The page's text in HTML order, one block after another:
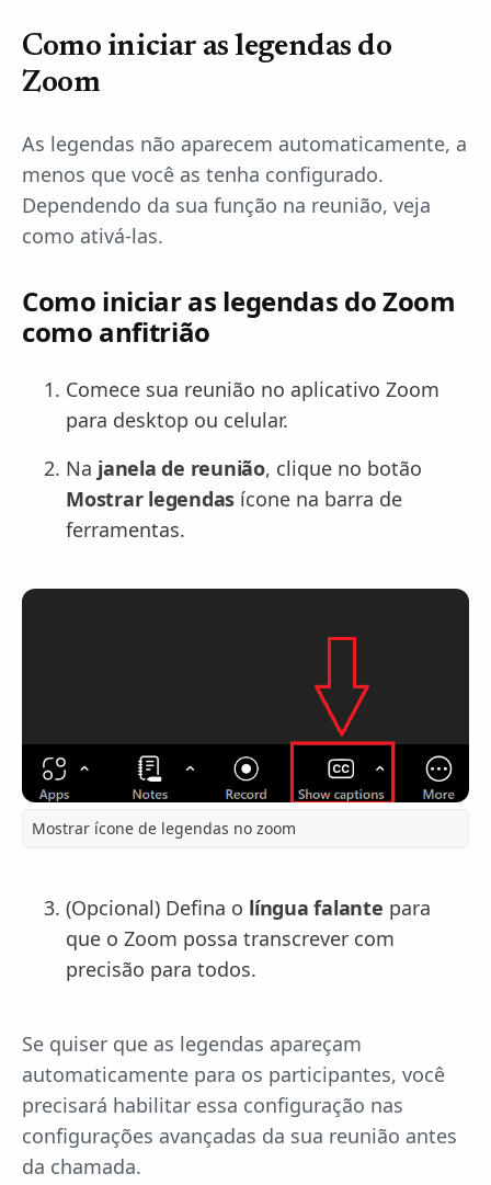
Como iniciar as legendas do
Zoom
As legendas não aparecem automaticamente, a
menos que você as tenha configurado.
Dependendo da sua função na reunião, veja
como ativá-las.
Como iniciar as legendas do Zoom
como anfitrião
Comece sua reunião no aplicativo Zoom
para desktop ou celular.
Na janela de reunião, clique no botão
Mostrar legendas ícone na barra de
ferramentas.
Mostrar ícone de legendas no zoom
(Opcional) Defina o língua falante para
que o Zoom possa transcrever com
precisão para todos.
Se quiser que as legendas apareçam
automaticamente para os participantes, você
precisará habilitar essa configuração nas
configurações avançadas da sua reunião antes
da chamada.